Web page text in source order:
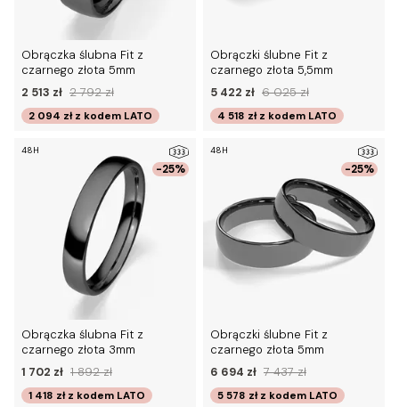
Obrączka ślubna Fit z
czarnego złota 5mm
2 513 zł 2 792 zł
2 094 zł z kodem LATO
Obrączki ślubne Fit z
czarnego złota 5,5mm
5 422 zł 6 025 zł
4 518 zł z kodem LATO
-25%
48H
Obrączka ślubna Fit z
czarnego złota 3mm
1 702 zł 1 892 zł
1 418 zł z kodem LATO
-25%
48H
Obrączki ślubne Fit z
czarnego złota 5mm
6 694 zł 7 437 zł
5 578 zł z kodem LATO